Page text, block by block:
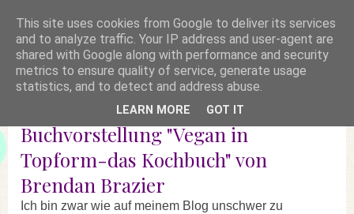
Buchvorstellung "Vegan in
Topform-das Kochbuch" von
Brendan Brazier
Ich bin zwar wie auf meinem Blog unschwer zu
This site uses cookies from Google to deliver its services
and to analyze traffic. Your IP address and user-agent are
shared with Google along with performance and security
metrics to ensure quality of service, generate usage
statistics, and to detect and address abuse.
LEARN MORE GOT IT